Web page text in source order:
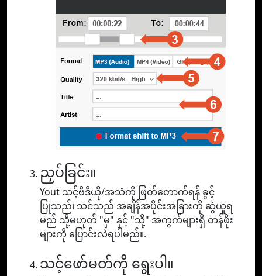
ညှပ်ခြင်း။
Yout သင့်ဗီဒီယို/အသံကို ဖြတ်တောက်ရန် ခွင့်
ပြုသည်၊ သင်သည် အချိန်အပိုင်းအခြားကို ဆွဲယူရ
မည် သို့မဟုတ် "မှ" နှင့် "သို့" အကွက်များရှိ တန်ဖိုး
များကို ပြောင်းလဲရပါမည်။.
သင့်ဖော်မတ်ကို ရွေးပါ။